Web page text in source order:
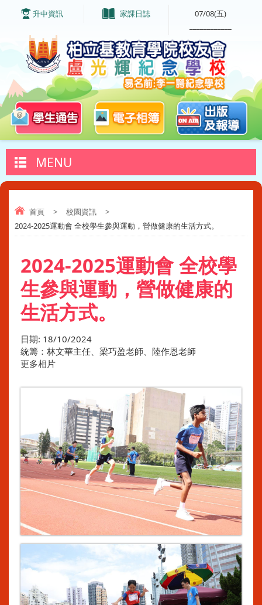
升中資訊 家課日誌
07/08(五)
MENU
首頁 > 校園資訊
>
2024-2025運動會 全校學生參與運動，營做健康的生活方式。
2024-2025運動會 全校學
生參與運動，營做健康的
生活方式。
日期: 18/10/2024
統籌：林文華主任、梁巧盈老師、陸作恩老師
更多相片